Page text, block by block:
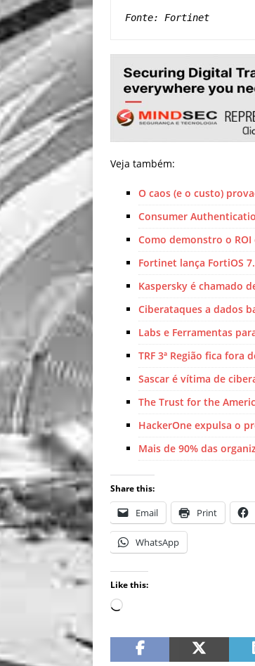
Fonte: Fortinet
Veja também:
O caos (e o custo)
Consumer
Como demonstro o
Fortinet lança FortiOS
Kaspersky é chamado
Ciberataques a dados
Labs e Ferramentas
TRF 3ª Região fica fora
Sascar é vítima de
The Trust for the
HackerOne expulsa o
Mais de 90% das
Share this:
Email Print
WhatsApp
Like this: